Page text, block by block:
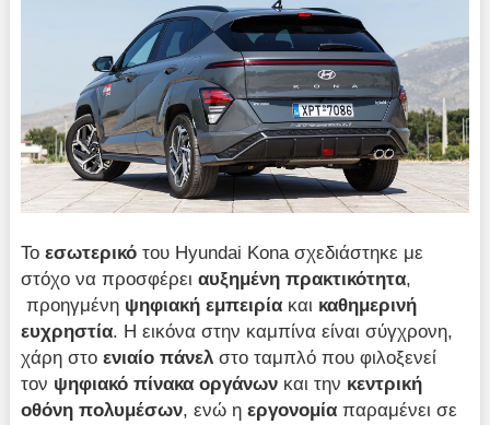
Τοεσωτερικό του Hyundai Kona σχεδιάστηκε με
στόχο να προσφέρειαυξημένη πρακτικότητα,
προηγμένη ψηφιακή εμπειρία και καθημερινή
ευχρηστία. Η εικόνα στην καμπίνα είναι σύγχρονη,
χάρη στοενιαίο πάνελ στο ταμπλό που φιλοξενεί
τον ψηφιακό πίνακα οργάνων και την κεντρική
οθόνη πολυμέσων, ενώ ηεργονομία παραμένει σε